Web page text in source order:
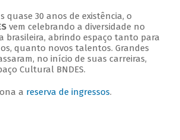
quase 30 anos de existência, o
vem celebrando a diversidade no
brasileira, abrindo espaço tanto para
quanto novos talentos. Grandes
no início de suas carreiras,
Cultural BNDES.
a reserva de ingressos.